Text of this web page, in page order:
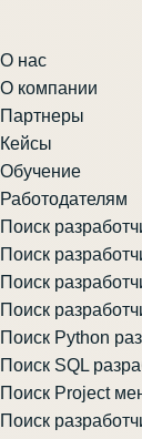
О нас
О компании
Партнеры
Кейсы
Обучение
Работодателям
Поиск
Поиск
Поиск
Поиск
Поиск Python
Поиск SQL
Поиск Project
Поиск